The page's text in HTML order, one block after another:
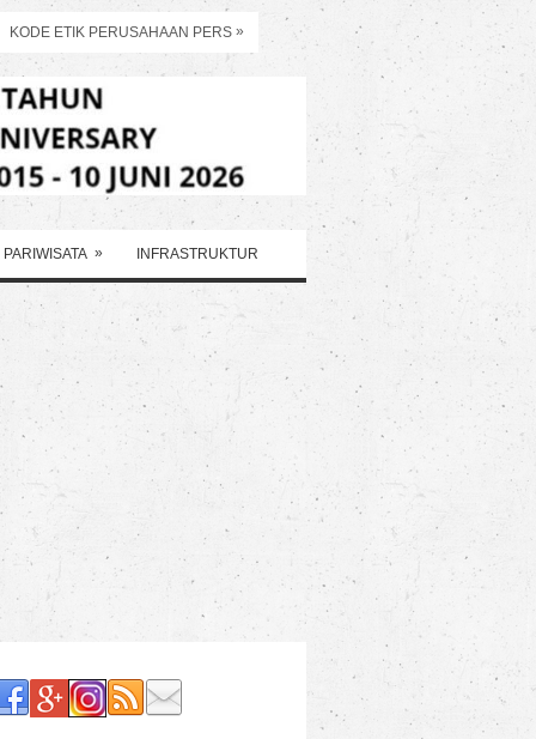
KODE ETIK PERUSAHAAN PERS »
PARIWISATA » INFRASTRUKTUR